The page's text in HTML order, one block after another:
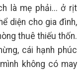
là mẹ phải... ở rịt
diện cho gia đình,
thuê thiếu thốn.
cái hạnh phúc
không có may